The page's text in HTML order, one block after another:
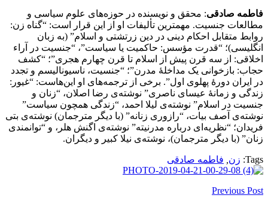
فاطمه صادقی: محقق و نویسنده در حوزه‌های علوم سیاسی و
مطالعات جنسیت. مهمترین تألیفات او از این قرار است: “گناه زن:
روابط متقابل احکام دینی در دین زرتشتی و اسلام” (به زبان
انگلیسی)؛ “قدرت مؤسس: حاکمیت یا سیاست”، “جنسیت در آراء
اخلاقی: از سه قرن پیش از اسلام تا قرن چهارم هجری”؛ “کشف
حجاب: بازخوانی یک مداخلۀ مدرن”؛ “جنسیت، ناسیونالیسم و تجدد
در ایران دورۀ پهلوی اول”. برخی از ترجمه‌های او این‌هاست: “غیور:
زندگی و زمانۀ عیسای ناصری” نوشته‌ی رضا اصلان، “زنان و
جنسیت در اسلام” نوشته‌ی لیلا احمد، “زندگی همچون سیاست”
نوشته‌ی آصف بیات، “رازوری زنانه” (با دیگر مترجمان) نوشته‌ی بتی
فریدان؛ “نظریه‌ای درباره مدرنیته” نوشته‌ی اگنش هلر، و “توانمندی
زنان” (با دیگر مترجمان)، نوشته‌ی نیلا کبیر و دیگران.
Tags: زن فاطمه صادقی
Previous Post